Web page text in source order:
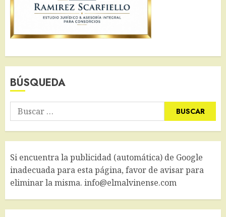
BÚSQUEDA
Buscar:
Si encuentra la publicidad (automática) de Google
inadecuada para esta página, favor de avisar para
eliminar la misma. info@elmalvinense.com